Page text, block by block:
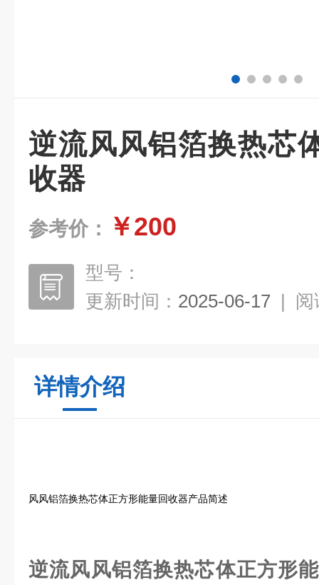
逆流风风铝箔换热芯
收器
参考价： ￥200
型号：
更新时间： 2025-06-17 | 阅
详情介绍
风风铝箔换热芯体正方形能量回收器产品简述
逆流风风铝箔换热芯体正方形